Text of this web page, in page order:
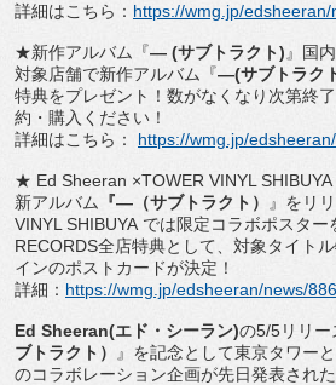
詳細はこちら： https://wmg.jp/edsheeran/
★新作アルバム『― (サブトラクト) 』国
対象店舗で新作アルバム『―(サブトラク
特典をプレゼント！ 数がなくなり次第終
約・購入ください！
詳細はこちら： https://wmg.jp/
★ Ed Sheeran ×TOWER VINYL SHIBUYA
新アルバム
『― （サブトラクト） 』をリ
VINYL SHIBUYA では限定コラボポスター
RECORDS全店特典として、 対象タイト
インのポストカードが決定！
詳細： https://wmg.jp/edsheeran/news/
Ed Sheeran(エド・シーラン)の5/5リリ
ブトラクト）
』 を記念として東京タワー
のコラボレーシ ョン企画が先日発表された